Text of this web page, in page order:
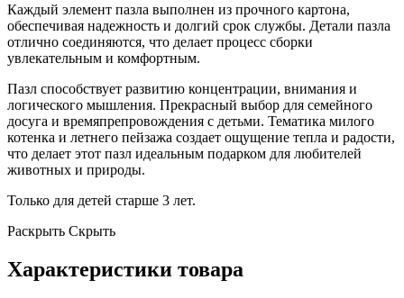
Каждый элемент пазла выполнен из прочного картона,
обеспечивая надежность и долгий срок службы. Детали пазла
отлично соединяются, что делает процесс сборки
увлекательным и комфортным.
Пазл способствует развитию концентрации, внимания и
логического мышления. Прекрасный выбор для семейного
досуга и времяпрепровождения с детьми. Тематика милого
котенка и летнего пейзажа создает ощущение тепла и радости,
что делает этот пазл идеальным подарком для любителей
животных и природы.
Только для детей старше 3 лет.
Раскрыть Скрыть
Характеристики товара